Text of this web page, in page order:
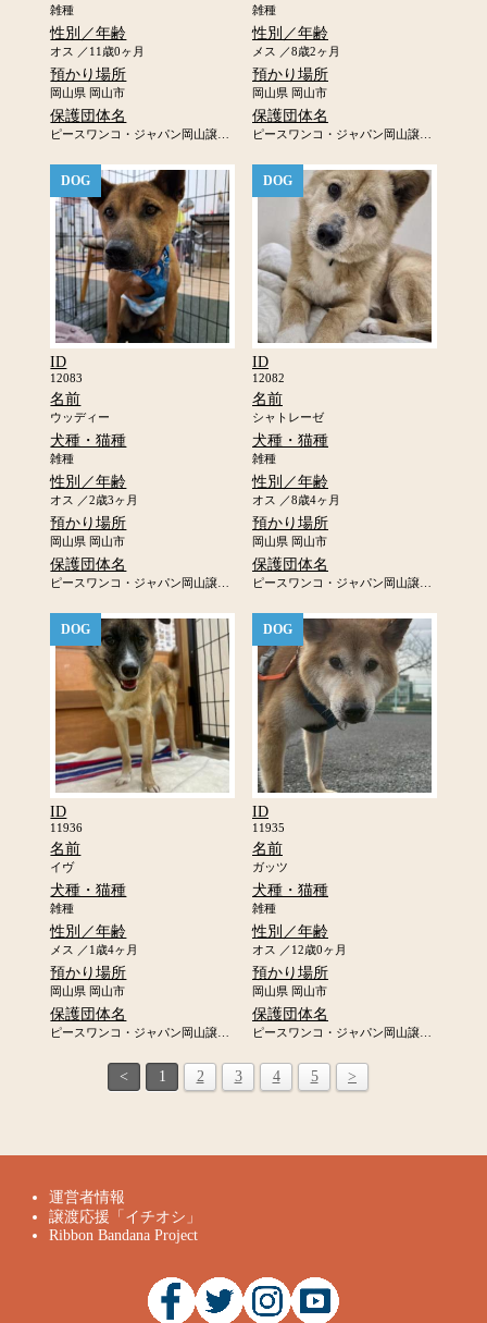
雑種
性別／年齢
オス ／11歳0ヶ月
預かり場所
岡山県 岡山市
保護団体名
雑種
性別／年齢
メス ／8歳2ヶ月
預かり場所
岡山県 岡山市
保護団体名
DOG
ID
12083
名前
ウッディー
犬種・猫種
雑種
性別／年齢
オス ／2歳3ヶ月
預かり場所
岡山県 岡山市
保護団体名
ピースワンコ・ジャパン岡山譲渡センター
DOG
ID
12082
名前
シャトレーゼ
犬種・猫種
雑種
性別／年齢
オス ／8歳4ヶ月
預かり場所
岡山県 岡山市
保護団体名
ピースワンコ・ジャパン岡山譲渡センター
DOG
ID
11936
名前
イヴ
犬種・猫種
雑種
性別／年齢
メス ／1歳4ヶ月
預かり場所
岡山県 岡山市
保護団体名
DOG
ID
11935
名前
ガッツ
犬種・猫種
雑種
性別／年齢
オス ／12歳0ヶ月
預かり場所
岡山県 岡山市
保護団体名
< 1 2 3 4 5 >
運営者情報
譲渡応援「イチオシ」
Ribbon Bandana Project